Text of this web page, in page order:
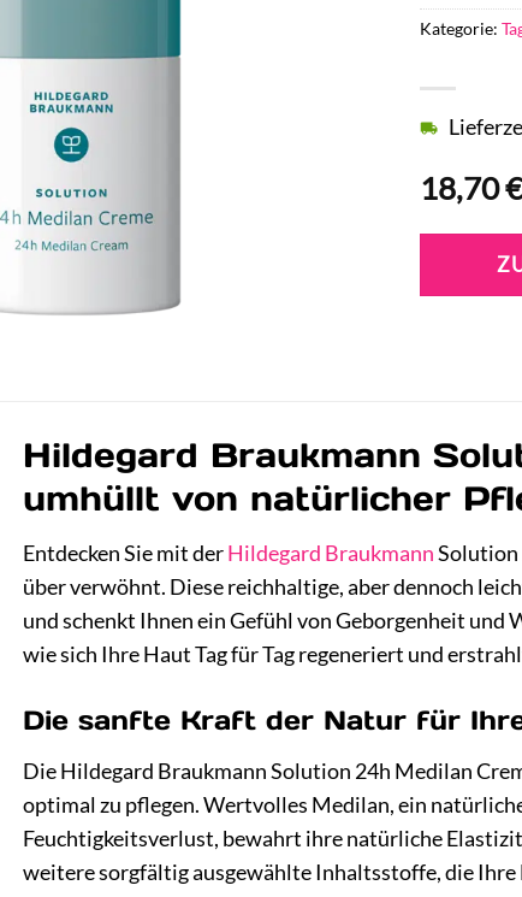
18,70€
Kategorie:
Hildegard Braukmann
umhüllt von natürlicher
Entdecken Sie mit derHildegard BraukmannSolution
über verwöhnt. Diese reichhaltige, aber dennoch
und schenkt Ihnen ein Gefühl von Geborgenheit und
wie sich Ihre Haut Tag für Tag regeneriert und
Die sanfte Kraft der Natur für
Die Hildegard Braukmann Solution 24h Medilan
optimal zu pflegen. Wertvolles Medilan, ein
Feuchtigkeitsverlust, bewahrt ihre natürliche
weitere sorgfältig ausgewählte Inhaltsstoffe, die